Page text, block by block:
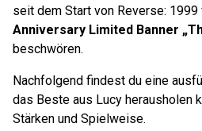
seit dem Start von Reverse:
Anniversary Limited Banner
beschwören.
Nachfolgend findest du eine
das Beste aus Lucy herausholen
Stärken und Spielweise.